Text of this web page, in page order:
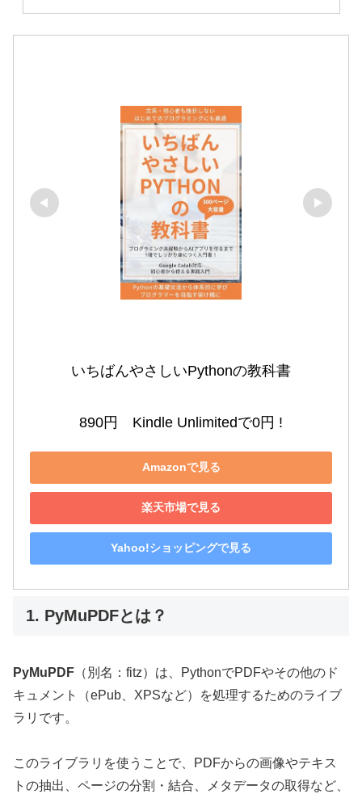
いちばんやさしいPythonの教科書
890円　Kindle Unlimitedで0円 !
Amazonで見る
楽天市場で見る
Yahoo!ショッピングで見る
1. PyMuPDFとは？
PyMuPDF （別名：fitz）は、PythonでPDFやその他のド
キュメント（ePub、XPSなど）を処理するためのライブ
ラリです。
このライブラリを使うことで、PDFからの画像やテキス
トの抽出、ページの分割・結合、メタデータの取得など、